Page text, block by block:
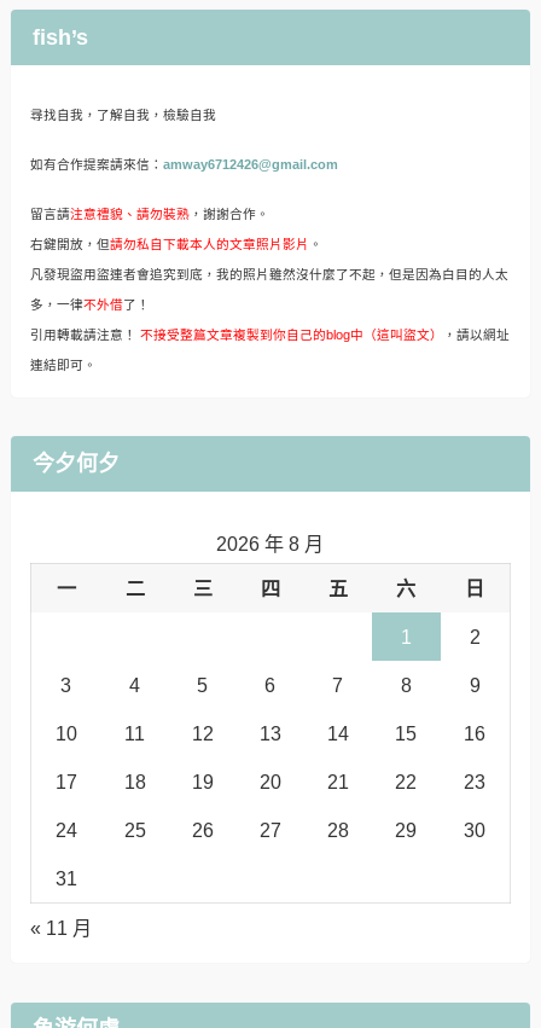
fish’s
尋找自我，了解自我，檢驗自我
如有合作提案請來信： amway6712426@gmail.com
留言請注意禮貌、請勿裝熟，謝謝合作。
右鍵開放，但請勿私自下載本人的文章照片影片 。
凡發現盜用盜連者會追究到底，我的照片雖然沒什麼了不起，但是因為白目的人太
多，一律不外借了！
引用轉載請注意！ 不接受整篇文章複製到你自己的blog中（這叫盜文） ，請以網址
連結即可。
今夕何夕
2026 年 8 月
一 二 三 四 五 六 日
1 2
3 4 5 6 7 8 9
10 11 12 13 14 15 16
17 18 19 20 21 22 23
24 25 26 27 28 29 30
31
« 11 月